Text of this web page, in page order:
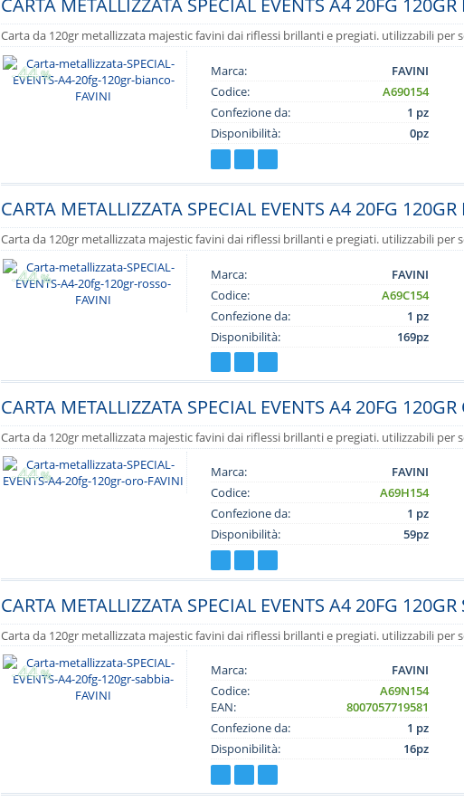
CARTA METALLIZZATA SPECIAL EVENTS A4 20FG
Carta da 120gr metallizzata majestic favini dai riflessi brillanti e pregiati. utilizzabili
-44% Marca:
FAVINI
Codice:
A690154
Confezione da:
1 pz
Disponibilità:
0pz
CARTA METALLIZZATA SPECIAL EVENTS A4 20FG
Carta da 120gr metallizzata majestic favini dai riflessi brillanti e pregiati. utilizzabili
-44% Marca:
FAVINI
Codice:
A69C154
Confezione da:
1 pz
Disponibilità:
169pz
CARTA METALLIZZATA SPECIAL EVENTS A4 20FG
Carta da 120gr metallizzata majestic favini dai riflessi brillanti e pregiati. utilizzabili
-44% Marca:
FAVINI
Codice:
A69H154
Confezione da:
1 pz
Disponibilità:
59pz
CARTA METALLIZZATA SPECIAL EVENTS A4 20FG
Carta da 120gr metallizzata majestic favini dai riflessi brillanti e pregiati. utilizzabili
-44% Marca:
FAVINI
Codice:
A69N154
EAN:
8007057719581
Confezione da:
1 pz
Disponibilità:
16pz